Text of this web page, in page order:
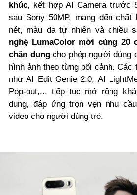
khúc, kết hợp AI Camera trước
sau Sony 50MP, mang đến
nét, màu da tự nhiên và chiều
nghệ LumaColor mới cùng 20
chân dungcho phép người dùng
hình ảnh theo từng bối cảnh. Các
như AI Edit Genie 2.0, AI
Pop-out,... tiếp tục mở rộng
dung, đáp ứng trọn vẹn nhu
video cho người dùng trẻ.